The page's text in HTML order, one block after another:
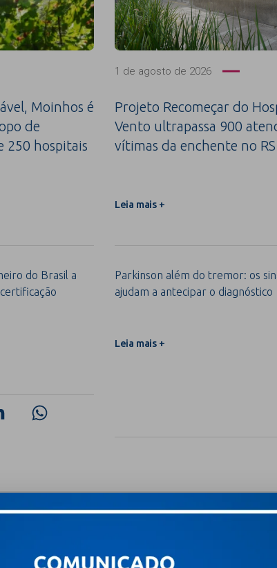
Moinhos é
de
250 hospitais
1 de agosto de 2026
Projeto Recomeçar do
Vento ultrapassa 900
vítimas da enchente no RS
Leia mais +
do Brasil a
Parkinson além do tremor: os
ajudam a antecipar o diagnóstico
Leia mais +
Digite o seu e-mail